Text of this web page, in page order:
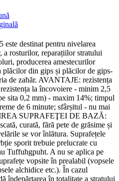
destinat pentru nivelarea
a rosturilor, reparațiilor stratului
producerea amestecurilor
plăcilor din gips și plăcilor de gips-
de zahăr. AVANTAJE: rezistența
la încovoiere - minim 2,5
sita 0,2 mm) - maxim 14%; timpul
de 6 minute; sfârșitul - nu mai
SUPRAFEŢEI DE BAZĂ:
curată, fără pete de grăsime și
se vor înlătura. Suprafețele
sporit trebuie prelucrate cu
Tuffuhgpuht. A nu se aplica pe
vopsite în prealabil (vopsele
alchidice etc.). În cazul
îndepărtarea în totalitate a stratului